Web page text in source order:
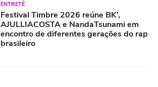
ENTRETÊ
Festival Timbre 2026 reúne BK’,
AJULLIACOSTA e NandaTsunami em
encontro de diferentes gerações do rap
brasileiro